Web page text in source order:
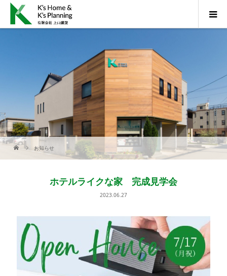
お知らせ
ホテルライクな家 完成見学会
2023.06.27